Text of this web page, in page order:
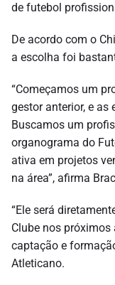
de futebol
De acordo com o
a escolha foi
“Começamos um
gestor anterior, e
Buscamos um
organograma do
ativa em projetos
na área”, afirma
“Ele será
Clube nos
captação e
Atleticano.